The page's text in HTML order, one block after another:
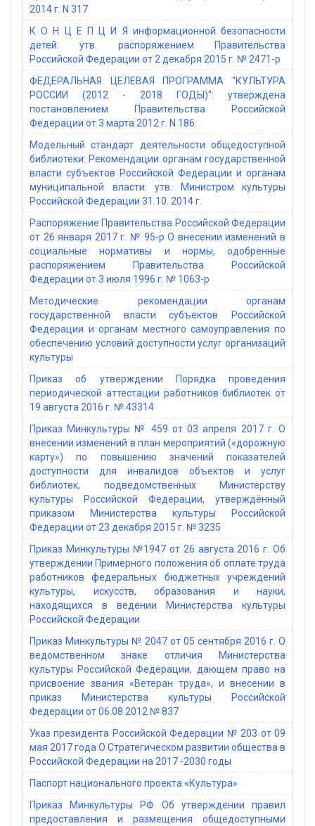
2014 г. N 317
К О Н Ц Е П Ц И Я информационной безопасности
детей: утв. распоряжением Правительства
Российской Федерации от 2 декабря 2015 г. № 2471-р
ФЕДЕРАЛЬНАЯ ЦЕЛЕВАЯ ПРОГРАММА "КУЛЬТУРА
РОССИИ (2012 - 2018 ГОДЫ)": утверждена
постановлением Правительства Российской
Федерации от 3 марта 2012 г. N 186
Модельный стандарт деятельности общедоступной
библиотеки: Рекомендации органам государственной
власти субъектов Российской Федерации и органам
муниципальной власти: утв. Министром культуры
Российской Федерации 31.10. 2014 г.
Распоряжение Правительства Российской Федерации
от 26 января 2017 г. № 95-р О внесении изменений в
социальные нормативы и нормы, одобренные
распоряжением Правительства Российской
Федерации от 3 июля 1996 г. № 1063-р
Методические рекомендации органам
государственной власти субъектов Российской
Федерации и органам местного самоуправления по
обеспечению условий доступности услуг организаций
культуры
Приказ об утверждении Порядка проведения
периодической аттестации работников библиотек от
19 августа 2016 г. № 43314
Приказ Минкультуры № 459 от 03 апреля 2017 г. О
внесении изменений в план мероприятий («дорожную
карту») по повышению значений показателей
доступности для инвалидов объектов и услуг
библиотек, подведомственных Министерству
культуры Российской Федерации, утверждённый
приказом Министерства культуры Российской
Федерации от 23 декабря 2015 г. № 3235
Приказ Минкультуры №1947 от 26 августа 2016 г. Об
утверждении Примерного положения об оплате труда
работников федеральных бюджетных учреждений
культуры, искусств, образования и науки,
находящихся в ведении Министерства культуры
Российской Федерации
Приказ Минкультуры № 2047 от 05 сентября 2016 г. О
ведомственном знаке отличия Министерства
культуры Российской Федерации, дающем право на
присвоение звания «Ветеран труда», и внесении в
приказ Министерства культуры Российской
Федерации от 06.08.2012 № 837
Указ президента Российской Федерации № 203 от 09
мая 2017 года О Стратегическом развитии общества в
Российской Федерации на 2017 -2030 годы
Паспорт национального проекта «Культура»
Приказ Минкультуры РФ Об утверждении правил
предоставления и размещения общедоступными